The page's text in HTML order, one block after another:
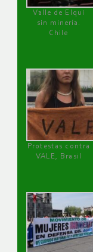
Valle de Elqui
sin minería.
Chile
Protestas contra
VALE, Brasil